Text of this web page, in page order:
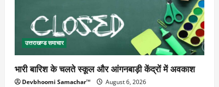
उत्तराखण्ड समाचार
भारी बारिश के चलते स्कूल और आंगनबाड़ी केंद्रों में अवकाश
Devbhoomi Samachar™ August 6, 2026